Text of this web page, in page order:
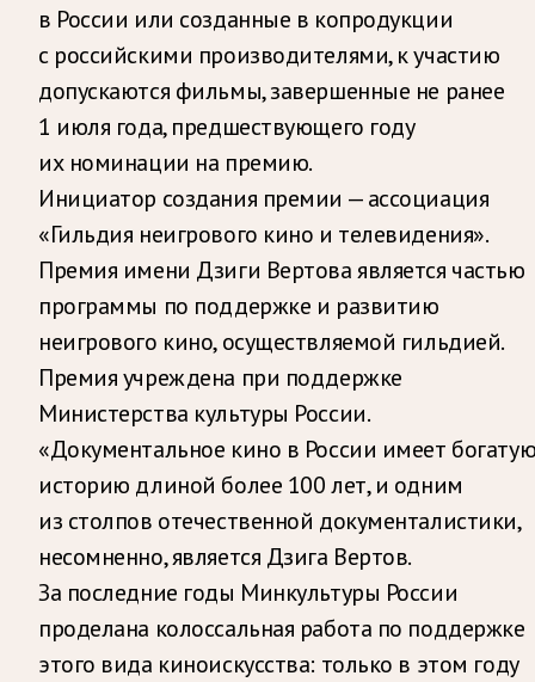
в России или созданные в копродукции
с российскими производителями, к участию
допускаются фильмы, завершенные не ранее
1 июля года, предшествующего году
их номинации на премию.
Инициатор создания премии — ассоциация
«Гильдия неигрового кино и телевидения».
Премия имени Дзиги Вертова является частью
программы по поддержке и развитию
неигрового кино, осуществляемой гильдией.
Премия учреждена при поддержке
Министерства культуры России.
«Документальное кино в России имеет
историю длиной более 100 лет, и одним
из столпов отечественной документалистики,
несомненно, является Дзига Вертов.
За последние годы Минкультуры России
проделана колоссальная работа по поддержке
этого вида киноискусства: только в этом году